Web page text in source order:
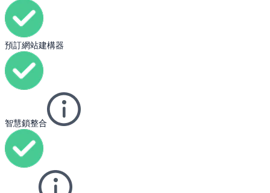
預訂網站建構器
智慧鎖整合